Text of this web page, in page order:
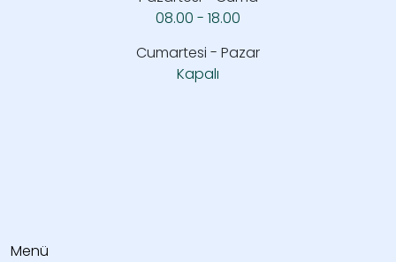
08.00 - 18.00
Cumartesi - Pazar
Kapalı
Menü